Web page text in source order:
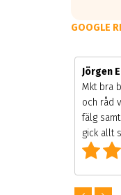
GOOGLE
Jörgen
Mkt bra
och råd
fälg
gick allt